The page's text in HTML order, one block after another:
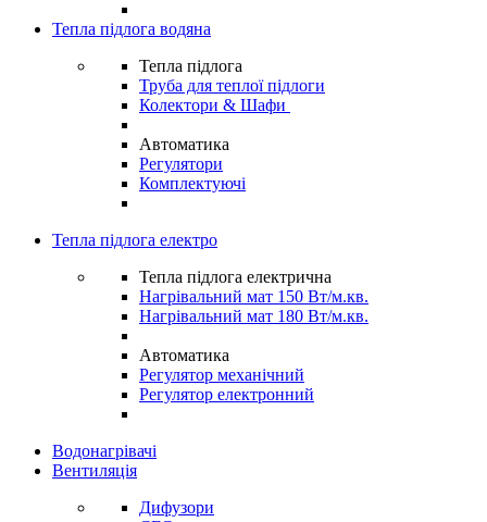
Тепла підлога водяна
Тепла підлога
Труба для теплої підлоги
Колектори & Шафи
Автоматика
Регулятори
Комплектуючі
Тепла підлога електро
Тепла підлога електрична
Нагрівальний мат 150 Вт/м.кв.
Нагрівальний мат 180 Вт/м.кв.
Автоматика
Регулятор механічний
Регулятор електронний
Водонагрівачі
Вентиляція
Дифузори